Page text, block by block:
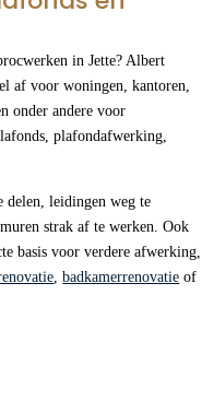
in Jette? Albert
af voor woningen, kantoren,
onder andere voor
plafondafwerking,
delen, leidingen weg te
strak af te werken. Ook
basis voor verdere afwerking,
,badkamerrenovatie of